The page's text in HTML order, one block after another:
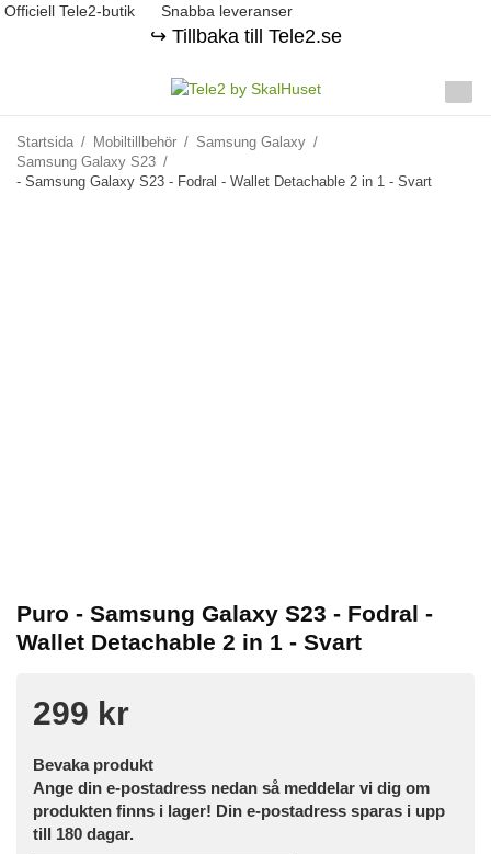
Officiell Tele2-butik Snabba leveranser
↪️ Tillbaka till Tele2.se
Startsida / Mobiltillbehör / Samsung Galaxy /
Samsung Galaxy S23 /
- Samsung Galaxy S23 - Fodral - Wallet Detachable 2 in 1 - Svart
Puro - Samsung Galaxy S23 - Fodral -
Wallet Detachable 2 in 1 - Svart
299 kr
Bevaka produkt
Ange din e-postadress nedan så meddelar vi dig om
produkten finns i lager! Din e-postadress sparas i upp
till 180 dagar.